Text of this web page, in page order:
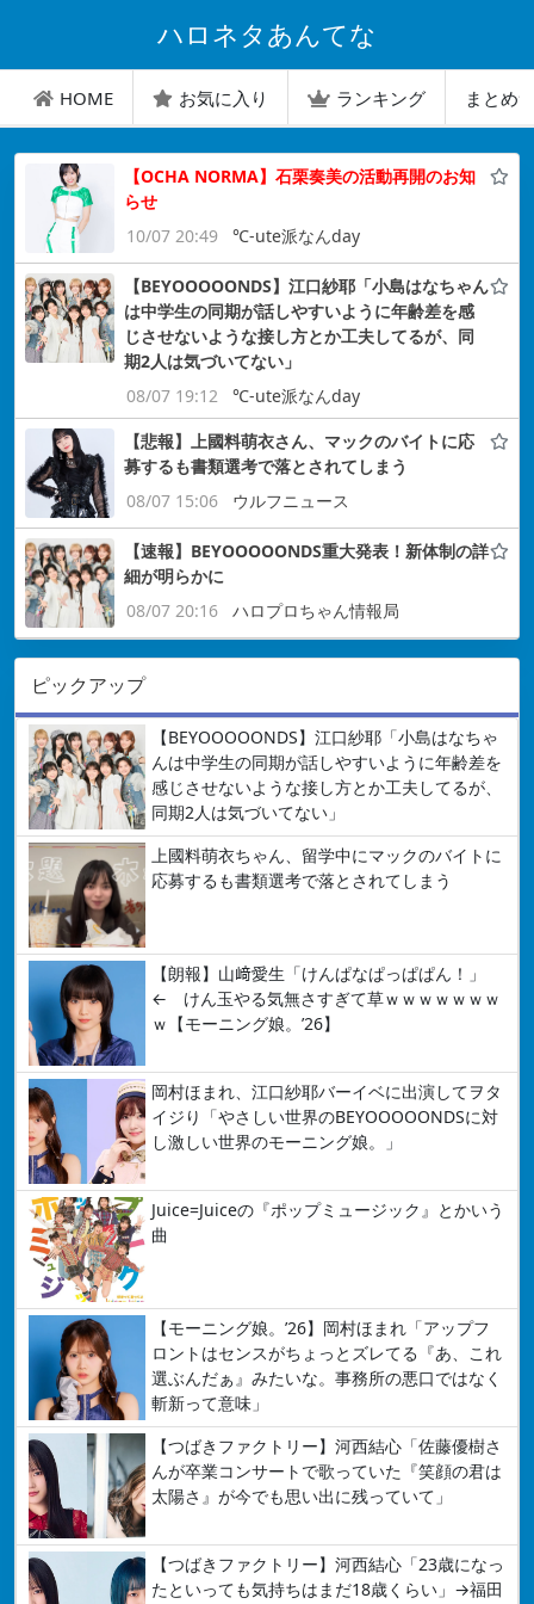
ハロネタあんてな
HOME お気に入り ランキング まとめ
【OCHA NORMA】石栗奏美の活動再開のお知
らせ
10/07 20:49
℃-ute派なんday
【BEYOOOOONDS】江口紗耶「小島はなちゃん
は中学生の同期が話しやすいように年齢差を感
じさせないような接し方とか工夫してるが、同
期2人は気づいてない」
08/07 19:12
℃-ute派なんday
【悲報】上國料萌衣さん、マックのバイトに応
募するも書類選考で落とされてしまう
08/07 15:06
ウルフニュース
【速報】BEYOOOOONDS重大発表！新体制の詳
細が明らかに
08/07 20:16
ハロプロちゃん情報局
ピックアップ
【BEYOOOOONDS】江口紗耶「小島はなちゃ
んは中学生の同期が話しやすいように年齢差を
感じさせないような接し方とか工夫してるが、
同期2人は気づいてない」
上國料萌衣ちゃん、留学中にマックのバイトに
応募するも書類選考で落とされてしまう
【朗報】山﨑愛生「けんぱなぱっぱぱん！」
← けん玉やる気無さすぎて草ｗｗｗｗｗｗｗ
ｗ【モーニング娘。’26】
岡村ほまれ、江口紗耶バーイベに出演してヲタ
イジり「やさしい世界のBEYOOOOONDSに対
し激しい世界のモーニング娘。」
Juice=Juiceの『ポップミュージック』とかいう
曲
【モーニング娘。’26】岡村ほまれ「アップフ
ロントはセンスがちょっとズレてる『あ、これ
選ぶんだぁ』みたいな。事務所の悪口ではなく
斬新って意味」
【つばきファクトリー】河西結心「佐藤優樹さ
んが卒業コンサートで歌っていた『笑顔の君は
太陽さ』が今でも思い出に残っていて」
【つばきファクトリー】河西結心「23歳になっ
たといっても気持ちはまだ18歳くらい」→福田